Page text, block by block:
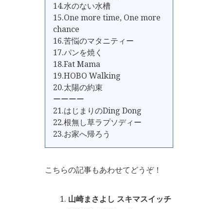
14.水のない水槽
15.One more time, One more
chance
16.苦悩のマタニティー
17.パンを焼く
18.Fat Mama
19.HOBO Walking
20.太陽の約束
ーーーー
21.はじまりのDing Dong
22.根無し草ラプソディー
23.お家へ帰ろう
こちらの記事もあわせてどうぞ！
山崎まさよし スキマスイッチ